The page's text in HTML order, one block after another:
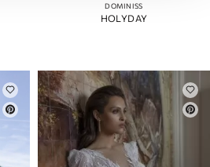
DOMINISS
HOLYDAY